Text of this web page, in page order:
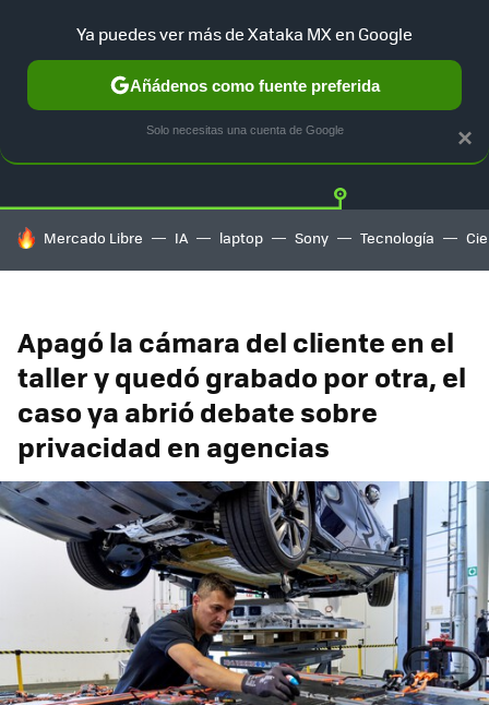
TESLA UBER AUTO ELECTRICO Twitter
HOY SE HABLA DE
Mercado Libre IA laptop Sony Tecnología
Apagó la cámara del cliente en el
taller y quedó grabado por otra, el
caso ya abrió debate sobre
privacidad en agencias
×
Ya puedes ver más de Xataka MX en Google
Añádenos como fuente preferida
Solo necesitas una cuenta de Google